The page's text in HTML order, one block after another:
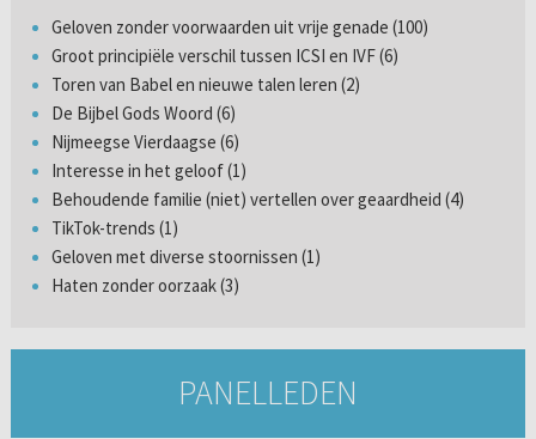
Geloven zonder voorwaarden uit vrije genade (100)
Groot principiële verschil tussen ICSI en IVF (6)
Toren van Babel en nieuwe talen leren (2)
De Bijbel Gods Woord (6)
Nijmeegse Vierdaagse (6)
Interesse in het geloof (1)
Behoudende familie (niet) vertellen over geaardheid (4)
TikTok-trends (1)
Geloven met diverse stoornissen (1)
Haten zonder oorzaak (3)
PANELLEDEN